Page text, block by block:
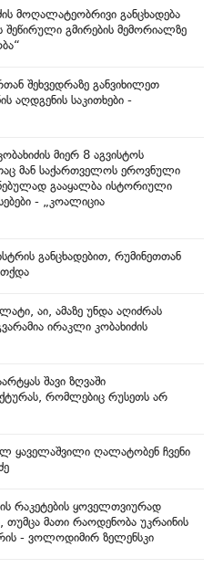
მოღალატეობრივი განცხადება
გმირების მემორიალზე
შეხვედრაზე განვიხილეთ
აღდგენის საკითხები -
მიერ 8 აგვისტოს
მან საქართველოს ეროვნული
გააყალბა ისტორიული
- „კოალიცია
განცხადებით, რუმინეთთან
აი, ამაზე უნდა აღიძრას
ირაკლი კობახიძის
შავი ზღვაში
რომლებიც რუსეთს არ
ყაველაშვილი ღალატობენ ჩვენი
რაკეტების ყოველთვიურად
თუმცა მათი რაოდენობა უკრაინის
- ვოლოდიმირ ზელენსკი